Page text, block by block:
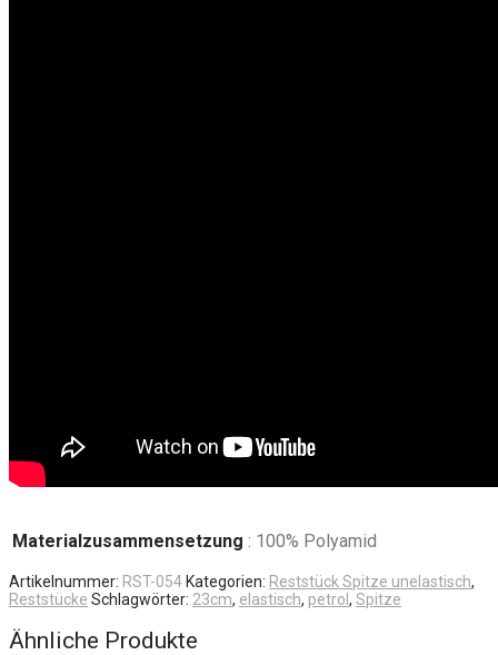
Materialzusammensetzung : 100% Polyamid
Artikelnummer: RST-054Kategorien: Reststück Spitze unelastisch,
Reststücke Schlagwörter: 23cm, elastisch, petrol, Spitze
Ähnliche Produkte